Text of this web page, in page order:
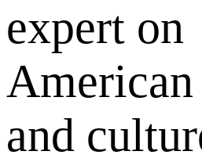
expert on
and